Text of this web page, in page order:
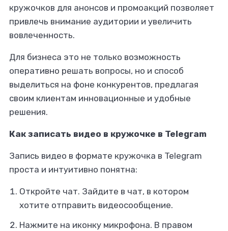
кружочков для анонсов и промоакций позволяет
привлечь внимание аудитории и увеличить
вовлеченность.
Для бизнеса это не только возможность
оперативно решать вопросы, но и способ
выделиться на фоне конкурентов, предлагая
своим клиентам инновационные и удобные
решения.
Как записать видео в кружочке в Telegram
Запись видео в формате кружочка в Telegram
проста и интуитивно понятна:
Откройте чат. Зайдите в чат, в котором
хотите отправить видеосообщение.
Нажмите на иконку микрофона. В правом